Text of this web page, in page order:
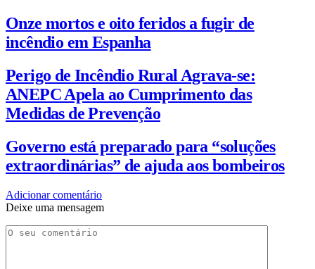
Onze mortos e oito feridos a fugir de
incêndio em Espanha
Perigo de Incêndio Rural Agrava-se:
ANEPC Apela ao Cumprimento das
Medidas de Prevenção
Governo está preparado para “soluções
extraordinárias” de ajuda aos bombeiros
Adicionar comentário
Deixe uma mensagem